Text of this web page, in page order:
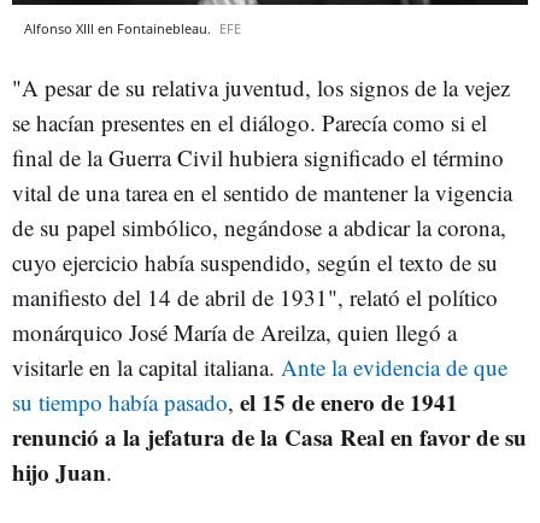
Alfonso XIII en Fontainebleau. EFE
"A pesar de su relativa juventud, los signos de la vejez
se hacían presentes en el diálogo. Parecía como si el
final de la Guerra Civil hubiera significado el término
vital de una tarea en el sentido de mantener la vigencia
de su papel simbólico, negándose a abdicar la corona,
cuyo ejercicio había suspendido, según el texto de su
manifiesto del 14 de abril de 1931", relató el político
monárquico José María de Areilza, quien llegó a
visitarle en la capital italiana. Ante la evidencia de que
su tiempo había pasado, el 15 de enero de 1941
renunció a la jefatura de la Casa Real en favor de su
hijo Juan.